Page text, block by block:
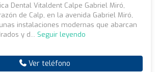
Dental Vitaldent Calpe Gabriel Miró,
de Calp, en la avenida Gabriel Miró,
instalaciones modernas que abarcan
y d... Seguir leyendo
Ver teléfono